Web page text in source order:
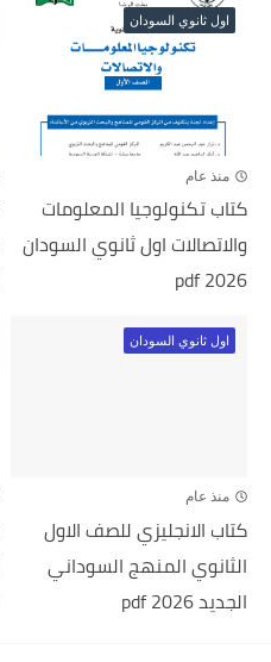
اول ثانوي السودان
منذ عام
كتاب تكنولوجيا المعلومات
والاتصالات اول ثانوي السودان
pdf 2026
اول ثانوي السودان
منذ عام
كتاب الانجليزي للصف الاول
الثانوي المنهج السوداني
الجديد pdf 2026